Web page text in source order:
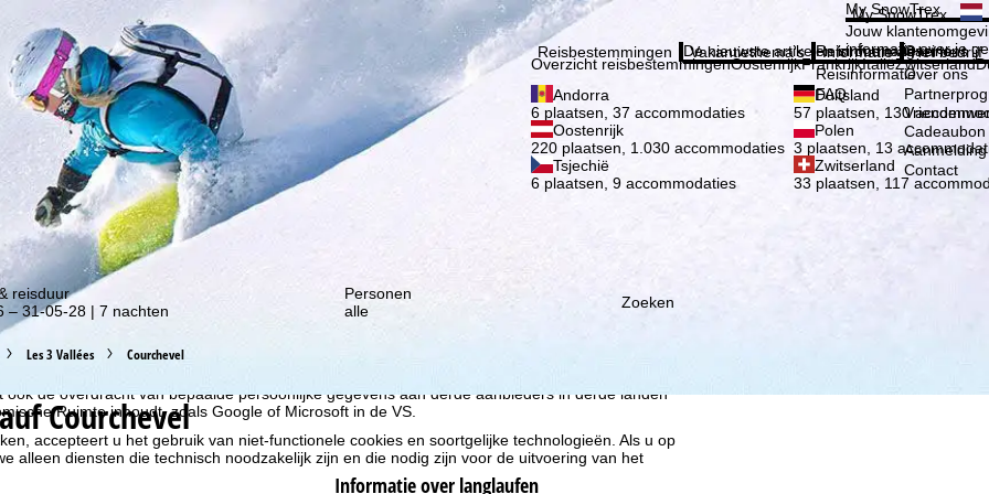
gebruiken we cookies om gebruiksinformatie te verzamelen, die wij, TravelTrex GmbH,
Gebruiksprofielen worden aangemaakt op basis van uw activiteiten met behulp van
Deze gebruiksprofielen worden gebruikt voor statistische analyse, individuele
ook de overdracht van bepaalde persoonlijke gegevens aan derde aanbieders in derde landen
Ruimte inhoudt, zoals Google of Microsoft in de VS.
accepteert u het gebruik van niet-functionele cookies en soortgelijke technologieën. Als u op
alleen diensten die technisch noodzakelijk zijn en die nodig zijn voor de uitvoering van het
van onze kortingsacties!
My SnowTrex
My SnowTrex
Jouw
informatie over je
Reisbestemmingen
Overzicht reisbestemmingenOostenrijkFrankrijkItaliëZwitserland
Andorra
6 plaatsen, 37 accommodaties
Duitsland
57 plaatsen, 130
Oostenrijk
220 plaatsen, 1.030 accommodaties
Polen
3 plaatsen, 13
Tsjechië
6 plaatsen, 9 accommodaties
Zwitserland
33 plaatsen, 117
Vakantiethema's
De nieuwste artikelen in ons magazine
Informatie
Reisinformatie
Reisinformatie
FAQ
Het bedrijf
Over ons
Over ons
Cadeaubon
Contact
reisduur
– 31-05-28 | 7 nachten
Personen
alle
Zoeken
Les 3 Vallées Courchevel
Courchevel
Informatie over langlaufen